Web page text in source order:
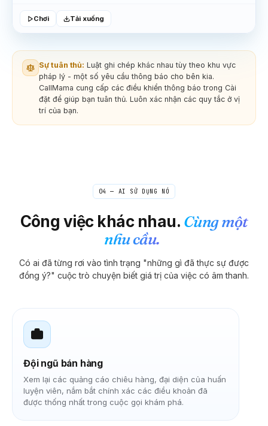
Chơi Tải xuống
Sự tuân thủ: Luật ghi chép khác nhau tùy theo khu vực
pháp lý - một số yêu cầu thông báo cho bên kia.
CallMama cung cấp các điều khiển thông báo trong Cài
đặt để giúp bạn tuân thủ. Luôn xác nhận các quy tắc ở vị
trí của bạn.
04 — AI SỬ DỤNG NÓ
Công việc khác nhau. Cùng một
nhu cầu.
Có ai đã từng rơi vào tình trạng "những gì đã thực sự được
đồng ý?" cuộc trò chuyện biết giá trị của việc có âm thanh.
Đội ngũ bán hàng
Xem lại các quảng cáo chiêu hàng, đại diện của huấn
luyện viên, nắm bắt chính xác các điều khoản đã
được thống nhất trong cuộc gọi khám phá.